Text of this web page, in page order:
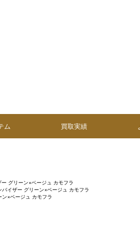
ム 買取実績
グリーン×ベージュ カモフラ
イザー グリーン×ベージュ カモフラ
×ベージュ カモフラ